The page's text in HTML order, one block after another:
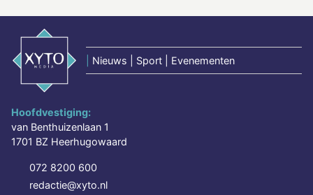
Nieuws | Sport | Evenementen
Hoofdvestiging:
van Benthuizenlaan 1
1701 BZ Heerhugowaard
072 8200 600
redactie@xyto.nl